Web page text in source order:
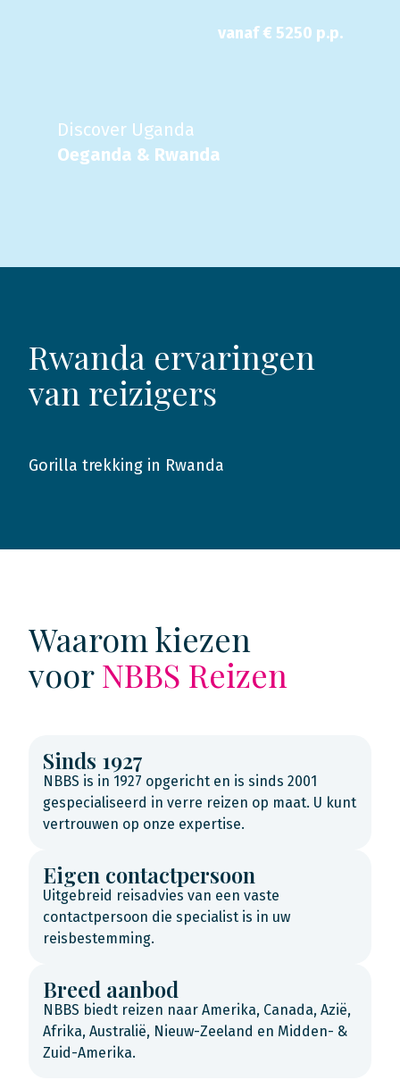
vanaf € 5250 p.p.
Discover Uganda
Oeganda & Rwanda
Rwanda ervaringen
van reizigers
2016
Gorilla trekking in Rwanda
Waarom kiezen
voorNBBS Reizen
Sinds 1927
NBBS is in 1927 opgericht en is sinds 2001
gespecialiseerd in verre reizen op maat. U kunt
vertrouwen op onze expertise.
Eigen contactpersoon
Uitgebreid reisadvies van een vaste
contactpersoon die specialist is in uw
reisbestemming.
Breed aanbod
NBBS biedt reizen naar Amerika, Canada, Azië,
Afrika, Australië, Nieuw-Zeeland en Midden- &
Zuid-Amerika.